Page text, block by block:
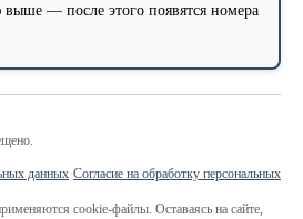
— после этого появятся номера
данных·Согласие на обработку персональных
cookie-файлы. Оставаясь на сайте,